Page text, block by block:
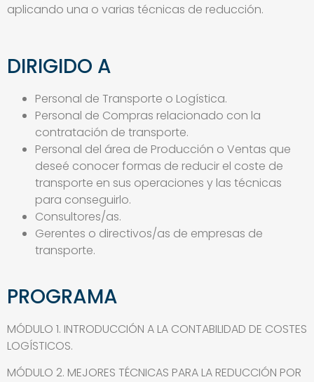
aplicando una o varias técnicas de reducción.
DIRIGIDO A
Personal de Transporte o Logística.
Personal de Compras relacionado con la
contratación de transporte.
Personal del área de Producción o Ventas que
deseé conocer formas de reducir el coste de
transporte en sus operaciones y las técnicas
para conseguirlo.
Consultores/as.
Gerentes o directivos/as de empresas de
transporte.
PROGRAMA
MÓDULO 1. INTRODUCCIÓN A LA CONTABILIDAD DE COSTES
LOGÍSTICOS.
MÓDULO 2. MEJORES TÉCNICAS PARA LA REDUCCIÓN POR